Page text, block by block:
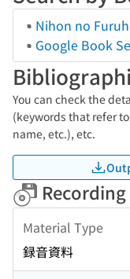
Nihon no
Google Book
You can check the
(keywords that refer
name, etc.), etc.
Material Type
録音資料